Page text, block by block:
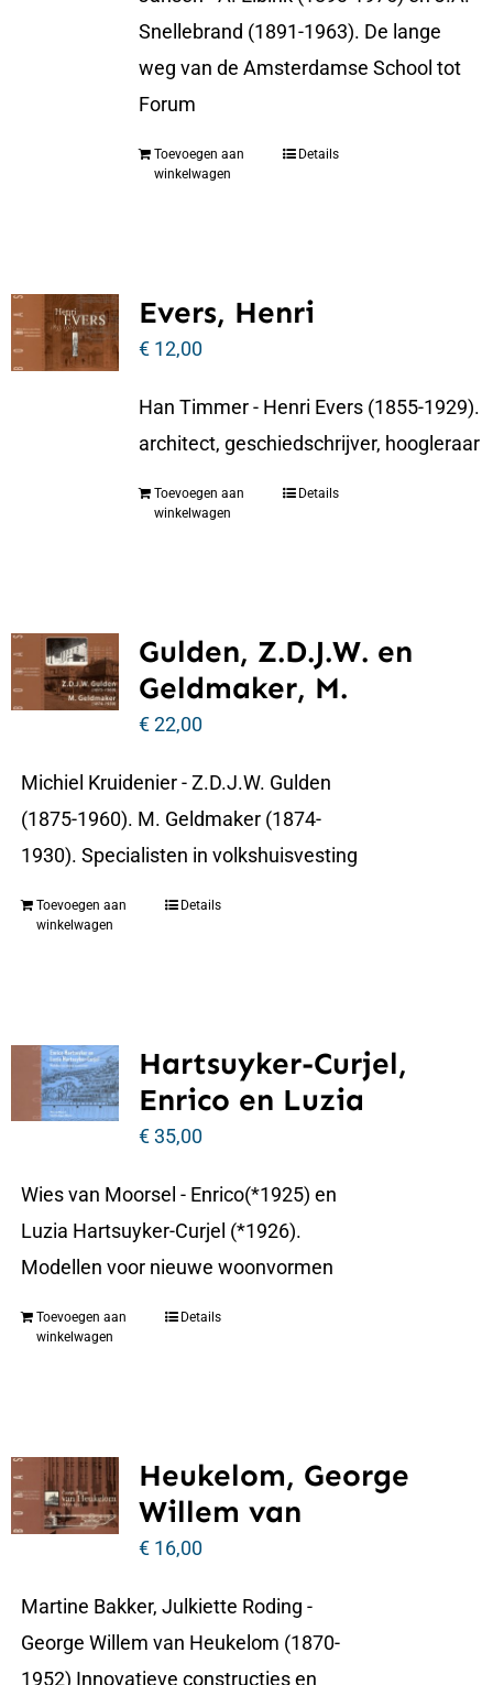
Snellebrand (1891-1963). De lange
weg van de Amsterdamse School tot
Forum
Toevoegen aan
winkelwagen
Details
Evers, Henri
€12,00
Han Timmer - Henri Evers (1855-1929).
architect, geschiedschrijver, hoogleraar
Toevoegen aan
winkelwagen
Details
Gulden, Z.D.J.W. en
Geldmaker, M.
€22,00
Michiel Kruidenier - Z.D.J.W. Gulden
(1875-1960). M. Geldmaker (1874-
1930). Specialisten in volkshuisvesting
Toevoegen aan
winkelwagen
Details
Hartsuyker-Curjel,
Enrico en Luzia
€35,00
Wies van Moorsel - Enrico(*1925) en
Luzia Hartsuyker-Curjel (*1926).
Modellen voor nieuwe woonvormen
Toevoegen aan
winkelwagen
Details
Heukelom, George
Willem van
€16,00
Martine Bakker, Julkiette Roding -
George Willem van Heukelom (1870-
1952) Innovatieve constructies en